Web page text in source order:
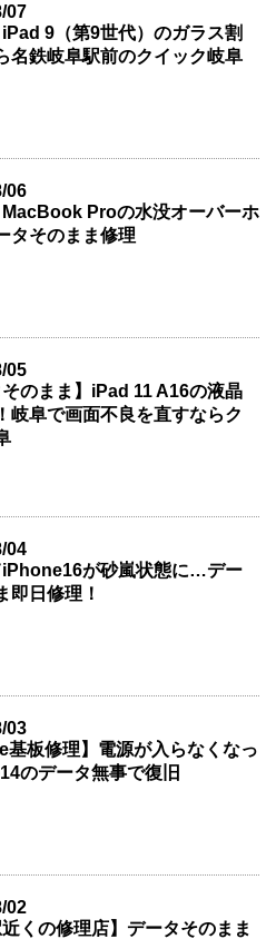
07
iPad 9（第9世代）のガラス割
名鉄岐阜駅前のクイック岐阜
06
MacBook Proの水没オーバーホ
タそのまま修理
05
そのまま】iPad 11 A16の液晶
岐阜で画面不良を直すならク
04
iPhone16が砂嵐状態に…デー
即日修理！
03
基板修理】電源が入らなくなっ
のデータ無事で復旧
02
近くの修理店】データそのまま